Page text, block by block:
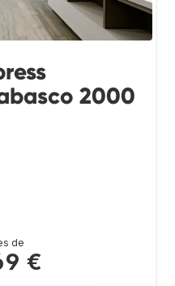
2000
de
€